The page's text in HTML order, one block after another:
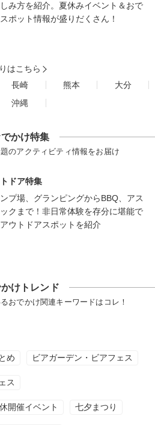
み方を紹介。夏休みイベント＆おで
ポット情報が盛りだくさん！
はこちら
長崎 熊本
大分
沖縄
かけ特集
のアクティビティ情報をお届け
ドア特集
プ場、グランピングからBBQ、アス
クまで！非日常体験を存分に堪能で
ウトドアスポットを紹介
けトレンド
おでかけ関連キーワードはコレ！
め ビアガーデン・ビアフェス
ス
開催イベント 七夕まつり